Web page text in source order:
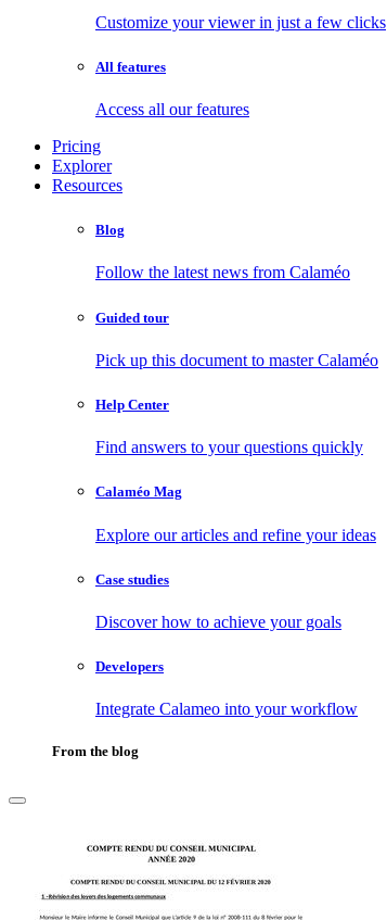
Customize your viewer in just a few clicks
All features
Access all our features
Pricing
Explorer
Resources
Blog
Follow the latest news from Calaméo
Guided tour
Pick up this document to master Calaméo
Help Center
Find answers to your questions quickly
Calaméo Mag
Explore our articles and refine your ideas
Case studies
Discover how to achieve your goals
Developers
Integrate Calameo into your workflow
From the blog